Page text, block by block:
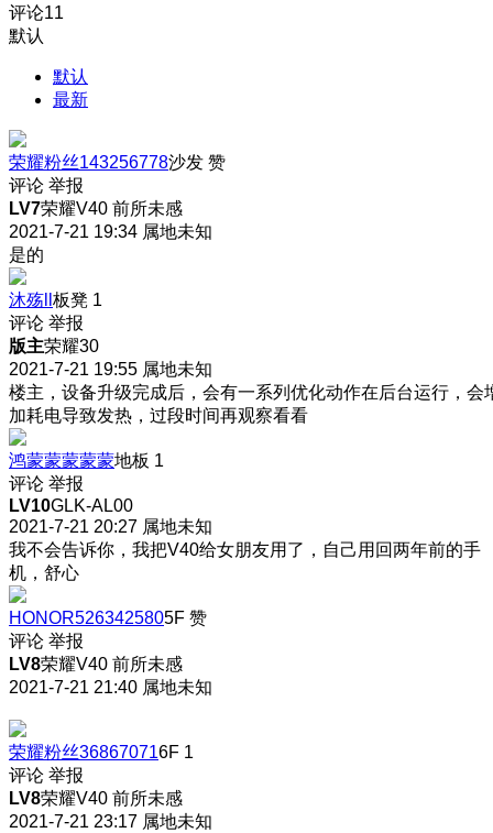
评论11
默认
默认
最新
荣耀粉丝143256778沙发 赞
评论 举报
LV7荣耀V40 前所未感
2021-7-21 19:34 属地未知
是的
沐殇ll 板凳 1
评论 举报
版主荣耀30
2021-7-21 19:55 属地未知
楼主，设备升级完成后，会有一系列优化动作在后台运行，会
加耗电导致发热，过段时间再观察看看
鸿蒙蒙蒙蒙蒙地板 1
评论 举报
LV10GLK-AL00
2021-7-21 20:27 属地未知
我不会告诉你，我把V40给女朋友用了，自己用回两年前的手
机，舒心
HONOR5263425805F 赞
评论 举报
LV8荣耀V40 前所未感
2021-7-21 21:40 属地未知
荣耀粉丝368670716F 1
评论 举报
LV8荣耀V40 前所未感
2021-7-21 23:17 属地未知